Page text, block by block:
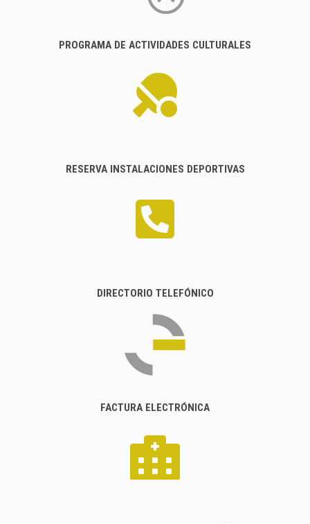
PROGRAMA DE ACTIVIDADES CULTURALES
RESERVA INSTALACIONES DEPORTIVAS
DIRECTORIO TELEFÓNICO
FACTURA ELECTRÓNICA